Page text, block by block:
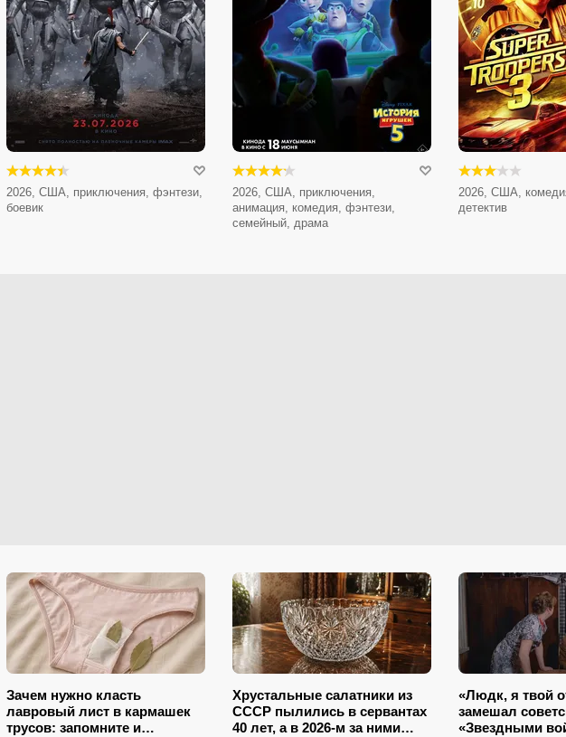
2026, США, приключения, фэнтези,
боевик
2026, США, приключения,
анимация, комедия, фэнтези,
семейный, драма
2026, США,
детектив
Зачем нужно класть
лавровый лист в кармашек
трусов: запомните и
Хрустальные салатники из
СССР пылились в сервантах
40 лет, а в 2026-м за ними
«Людк, я твой
замешал
«Звездными